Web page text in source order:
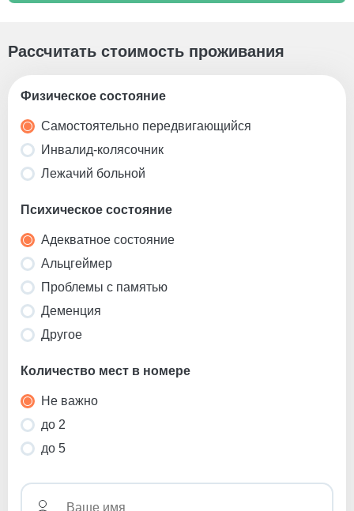
Рассчитать стоимость проживания
Физическое состояние
Самостоятельно передвигающийся
Инвалид-колясочник
Лежачий больной
Психическое состояние
Адекватное состояние
Альцгеймер
Проблемы с памятью
Деменция
Другое
Количество мест в номере
Не важно
до 2
до 5